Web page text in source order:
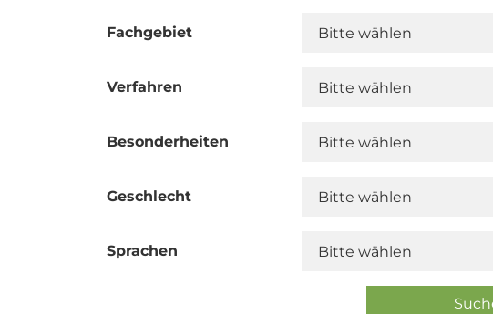
Fachgebiet
Verfahren
Besonderheiten
Geschlecht
Sprachen